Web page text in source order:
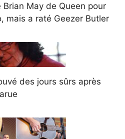
May de Queen pour
mais a raté Geezer Butler
des jours sûrs après